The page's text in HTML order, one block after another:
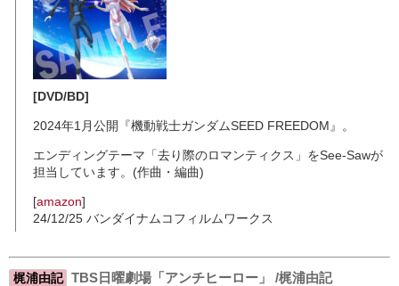
[DVD/BD]
2024年1月公開『機動戦士ガンダムSEED FREEDOM』。
エンディングテーマ「去り際のロマンティクス」をSee-Sawが
担当しています。(作曲・編曲)
[amazon]
24/12/25 バンダイナムコフィルムワークス
梶浦由記 TBS日曜劇場「アンチヒーロー」 /梶浦由記